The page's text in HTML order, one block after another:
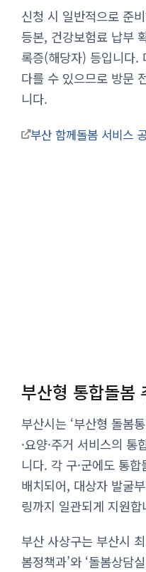
신청 시 일반적으로 준
등본, 건강보험료 납부
록증(해당자) 등입니다.
다를 수 있으므로 방문
니다.
부산 함께돌봄 서비스
부산형 통합돌봄
부산시는 ‘부산형 돌봄
·요양·주거 서비스의
니다. 각 구·군에도 통
배치되어, 대상자 발굴
링까지 일관되게 지원합
부산 사상구는 부산시
봄정책과’와 ‘돌봄상담